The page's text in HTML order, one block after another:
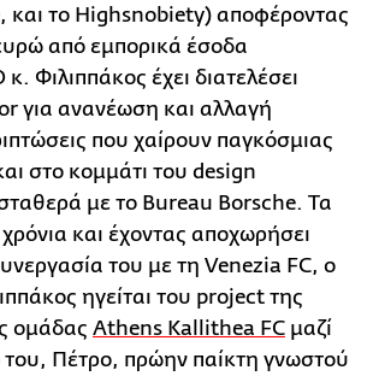
και το Highsnobiety) αποφέροντας
από εμπορικά έσοδα
Φιλιππάκος έχει διατελέσει
για ανανέωση και αλλαγή
που χαίρουν παγκόσμιας
στο κομμάτι του design
με το Bureau Borsche. Τα
και έχοντας αποχωρήσει
του με τη Venezia FC, o
ηγείται του project της
ομάδας Athens Kallithea FC μαζί
Πέτρο, πρώην παίκτη γνωστού